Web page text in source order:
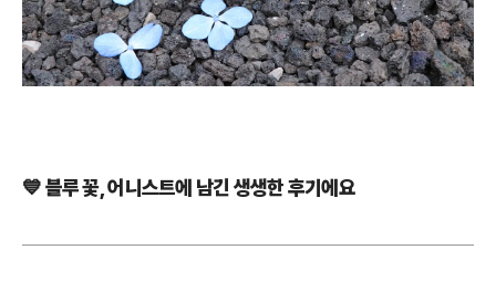
💙 블루 꽃, 어니스트에 남긴 생생한 후기에요